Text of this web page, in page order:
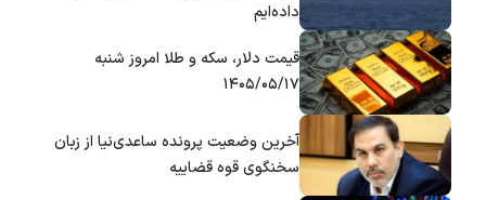
داده‌ایم
قیمت دلار، سکه و طلا امروز شنبه
۱۴۰۵/۰۵/۱۷
آخرین وضعیت پرونده ساعدی‌نیا از زبان
سخنگوی قوه قضاییه